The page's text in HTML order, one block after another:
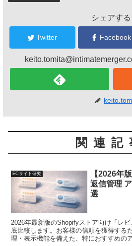
シェアする
Twitter Facebook
関連記
ECサイト研究
【2026年
返信管理
選
2026年最新版のShopifyストア向け「レ
底比較します。お客様の信頼を獲得する
理・表示機能を備えた、特におすすめの